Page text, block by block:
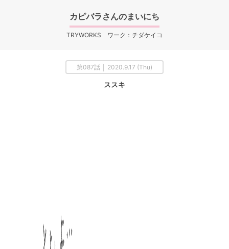
カピバラさんのまいにち
TRYWORKS ワーク：チダケイコ
第087話 │ 2020.9.17 (Thu)
ススキ